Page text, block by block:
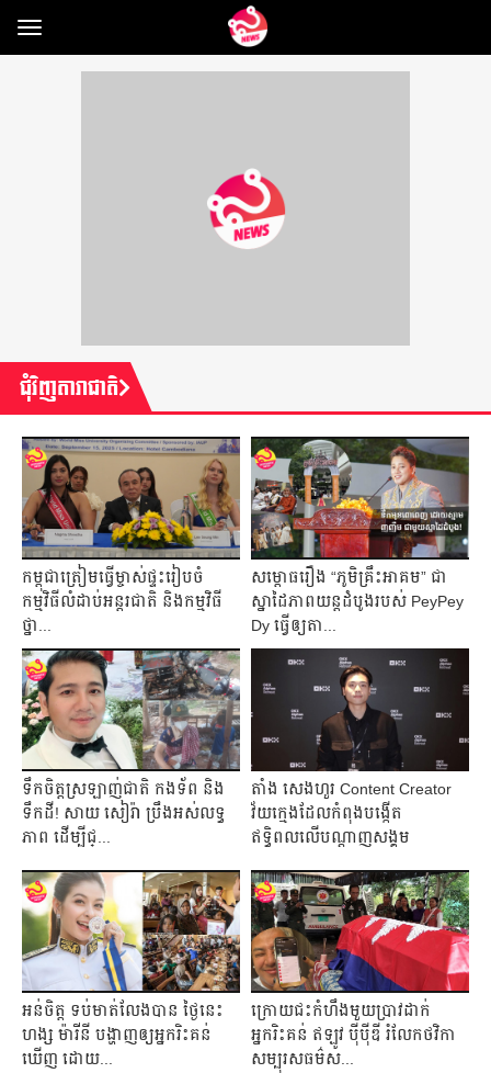
Toggle
navigation
ជុំវិញតារាជាតិ
កម្ពុជាត្រៀមធ្វើម្ចាស់ផ្ទះរៀបចំ
កម្មវិធីលំដាប់អន្តរជាតិ និងកម្មវិធី
ថ្នា...
សម្ពោធរឿង “ភូមិគ្រឹះអាគម” ជា
ស្នាដៃភាពយន្ដដំបូងរបស់ PeyPey
Dy ធ្វើឲ្យតា...
ទឹកចិត្ដស្រឡាញ់ជាតិ កងទ័ព និង
ទឹកដី! សាយ សៀរ៉ា ប្រឹងអស់លទ្ធ
ភាព ដើម្បីជ្...
តាំង សេងហួរ Content Creator
វ័យក្មេងដែលកំពុងបង្កើត
ឥទ្ធិពលលើបណ្តាញសង្គម
អន់ចិត្ដ ទប់មាត់លែងបាន ថ្ងៃនេះ
ហង្ស ម៉ារីនី បង្ហាញឲ្យអ្នករិះគន់
ឃើញ ដោយ...
ក្រោយជះកំហឹងមួយប្រាវដាក់
អ្នករិះគន់ ឥឡូវ ប៉ីប៉ីឌី រំលែកថវិកា
សម្បុរសធម៌ស...